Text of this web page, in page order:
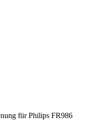
für Philips FR986